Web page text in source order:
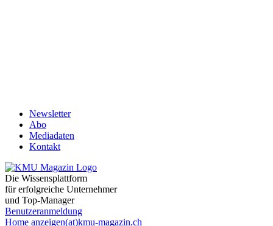
Newsletter
Abo
Mediadaten
Kontakt
Die Wissensplattform
für erfolgreiche Unternehmer
und Top-Manager
Benutzeranmeldung
Home anzeigen(at)kmu-magazin.ch